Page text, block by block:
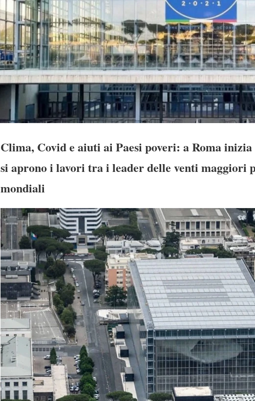
Clima, Covid e aiuti ai Paesi poveri: a Roma
si aprono i lavori tra i leader delle venti maggiori
mondiali